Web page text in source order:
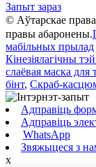
Запыт зараз
© Аўтарскае
правы абаронены.
мабільных прылад
Кінезіялагічны
слаёвая маска для
бінт, Скраб-
Адправіць
Адправіць
WhatsApp
Звяжыцеся з
x